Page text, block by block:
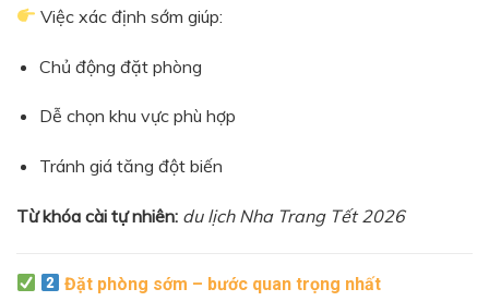
Việc xác định sớm giúp:
Chủ động đặt phòng
Dễ chọn khu vực phù hợp
Tránh giá tăng đột biến
Từ khóa cài tự nhiên: du lịch Nha Trang Tết 2026
Đặt phòng sớm – bước quan trọng nhất